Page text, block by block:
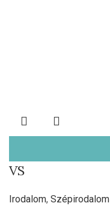
VS
Irodalom, Szépirodalom